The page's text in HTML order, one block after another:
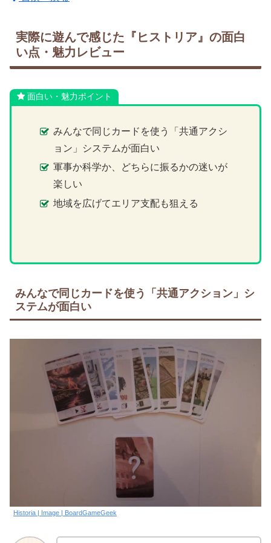
実際に遊んで感じた『ヒストリア』の面白
い点・魅力レビュー
面白い・魅力ポイント
みんなで同じカードを使う「共通アクシ
ョン」システムが面白い
軍事か科学か、どちらに振るかの迷いが
楽しい
地域を広げてエリア支配も狙える
みんなで同じカードを使う「共通アクション」シ
ステムが面白い
Historia | Image | BoardGameGeek